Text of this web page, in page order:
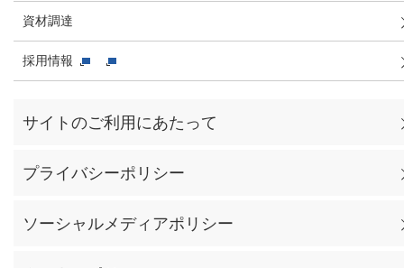
資材調達
採用情報
サイトのご利用にあたって
プライバシーポリシー
ソーシャルメディアポリシー